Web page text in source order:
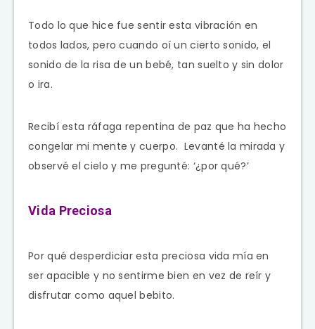
Todo lo que hice fue sentir esta vibración en
todos lados, pero cuando oí un cierto sonido, el
sonido de la risa de un bebé, tan suelto y sin dolor
o ira.
Recibí esta ráfaga repentina de paz que ha hecho
congelar mi mente y cuerpo. Levanté la mirada y
observé el cielo y me pregunté: ‘¿por qué?’
Vida Preciosa
Por qué desperdiciar esta preciosa vida mía en
ser apacible y no sentirme bien en vez de reír y
disfrutar como aquel bebito.